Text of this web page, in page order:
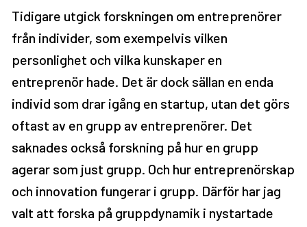
Tidigare utgick forskningen om entreprenörer
från individer, som exempelvis vilken
personlighet och vilka kunskaper en
entreprenör hade. Det är dock sällan en enda
individ som drar igång en startup, utan det görs
oftast av en grupp av entreprenörer. Det
saknades också forskning på hur en grupp
agerar som just grupp. Och hur entreprenörskap
och innovation fungerar i grupp. Därför har jag
valt att forska på gruppdynamik i nystartade